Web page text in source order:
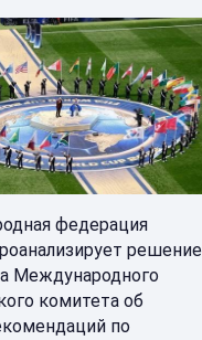
федерация
решение
Международного
комитета об
по